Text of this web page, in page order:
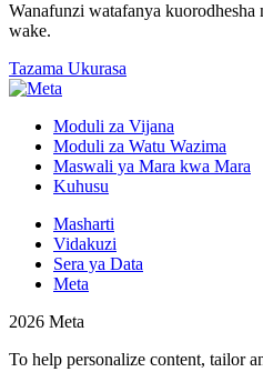
Wanafunzi watafanya
wake.
Tazama Ukurasa
Moduli za Vijana
Moduli za Watu Wazima
Maswali ya Mara kwa Mara
Kuhusu
Masharti
Vidakuzi
Sera ya Data
Meta
2026 Meta
To help personalize content, tailor